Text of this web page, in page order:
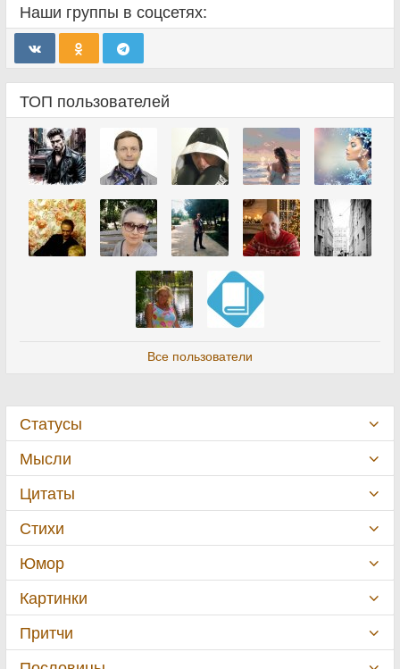
Наши группы в соцсетях:
ТОП пользователей
Все пользователи
Статусы
Мысли
Цитаты
Стихи
Юмор
Картинки
Притчи